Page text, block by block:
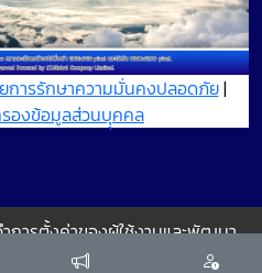
การรักษาความมั่นคงปลอดภัย|
องข้อมูลส่วนบุุคคล
การตั้งค่าของผู้ใช้งานและพัฒนา
องคุณให้ดียิ่งขึ้น